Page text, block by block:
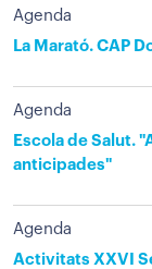
Agenda
La Marató. CAP
Agenda
Escola de Salut.
anticipades"
Agenda
Activitats XXVI